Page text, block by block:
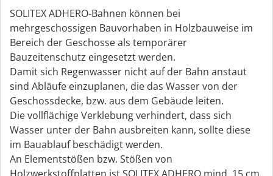
SOLITEX ADHERO-Bahnen können bei
mehrgeschossigen Bauvorhaben in Holzbauweise im
Bereich der Geschosse als temporärer
Bauzeitenschutz eingesetzt werden.
Damit sich Regenwasser nicht auf der Bahn anstaut
sind Abläufe einzuplanen, die das Wasser von der
Geschossdecke, bzw. aus dem Gebäude leiten.
Die vollflächige Verklebung verhindert, dass sich
Wasser unter der Bahn ausbreiten kann, sollte diese
im Bauablauf beschädigt werden.
An Elementstößen bzw. Stößen von